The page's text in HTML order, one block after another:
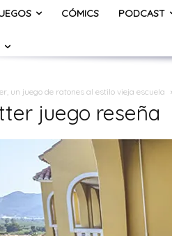
CÓMICS PODCAST
un juego de ratones al estilo vieja escuela
juego reseña